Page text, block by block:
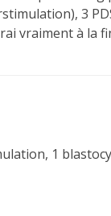
3
vraiment à la
1